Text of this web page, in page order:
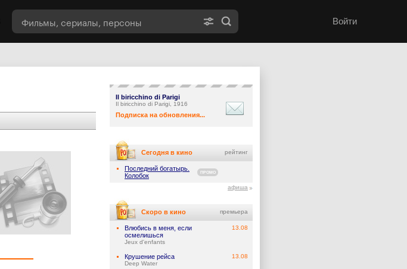
Войти
Il biricchino di Parigi
Il biricchino di Parigi, 1916
Подписка на обновления...
Сегодня в кино рейтинг
Последний богатырь.
Колобок
ПРОМО
афиша
Скоро в кино премьера
Влюбись в меня, если
осмелишься
Jeux d'enfants
13.08
Крушение рейса
Deep Water
13.08